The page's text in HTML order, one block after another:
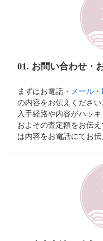
01. お問い合わせ・
まずはお電話・ メール・
の内容をお伝えください
入手経路や内容がハッ
およその査定額をお伝
は内容をお電話にてお伝